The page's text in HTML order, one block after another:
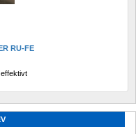
RU-FE